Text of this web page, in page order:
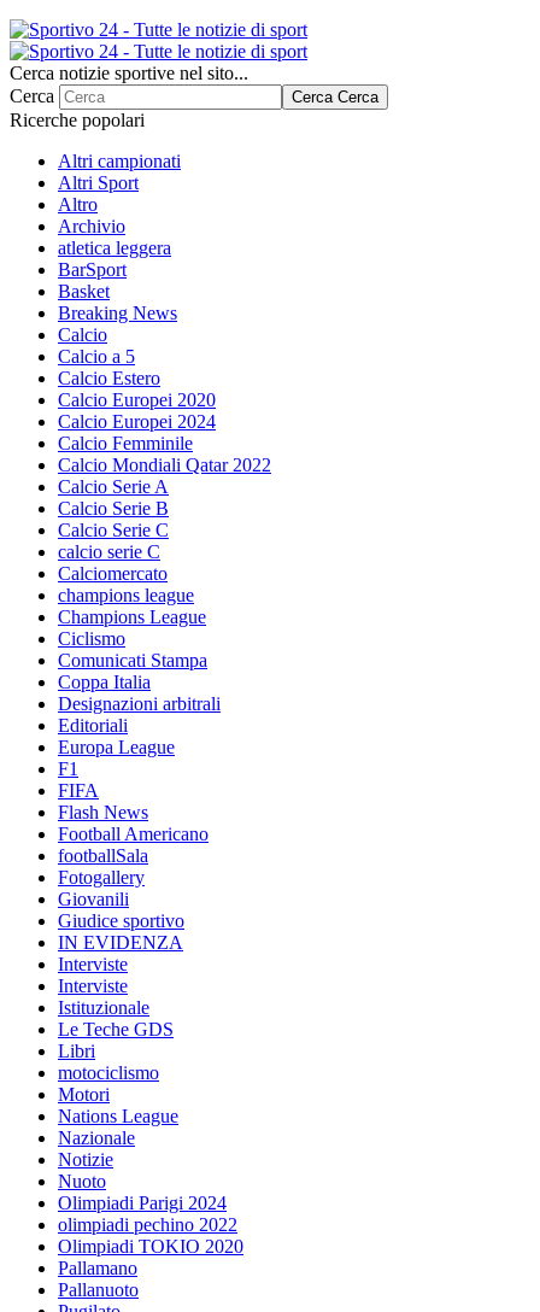
Cerca notizie sportive nel sito...
Cerca
Cerca Cerca
Ricerche popolari
Altri campionati
Altri Sport
Altro
Archivio
atletica leggera
BarSport
Basket
Breaking News
Calcio
Calcio a 5
Calcio Estero
Calcio Europei 2020
Calcio Europei 2024
Calcio Femminile
Calcio Mondiali Qatar 2022
Calcio Serie A
Calcio Serie B
Calcio Serie C
calcio serie C
Calciomercato
champions league
Champions League
Ciclismo
Comunicati Stampa
Coppa Italia
Designazioni arbitrali
Editoriali
Europa League
F1
FIFA
Flash News
Football Americano
footballSala
Fotogallery
Giovanili
Giudice sportivo
IN EVIDENZA
Interviste
Interviste
Istituzionale
Le Teche GDS
Libri
motociclismo
Motori
Nations League
Nazionale
Notizie
Nuoto
Olimpiadi Parigi 2024
olimpiadi pechino 2022
Olimpiadi TOKIO 2020
Pallamano
Pallanuoto